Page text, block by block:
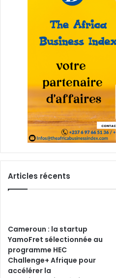
Articles récents
Cameroun : la startup
YamoFret sélectionnée au
programme HEC
Challenge+ Afrique pour
accélérer la